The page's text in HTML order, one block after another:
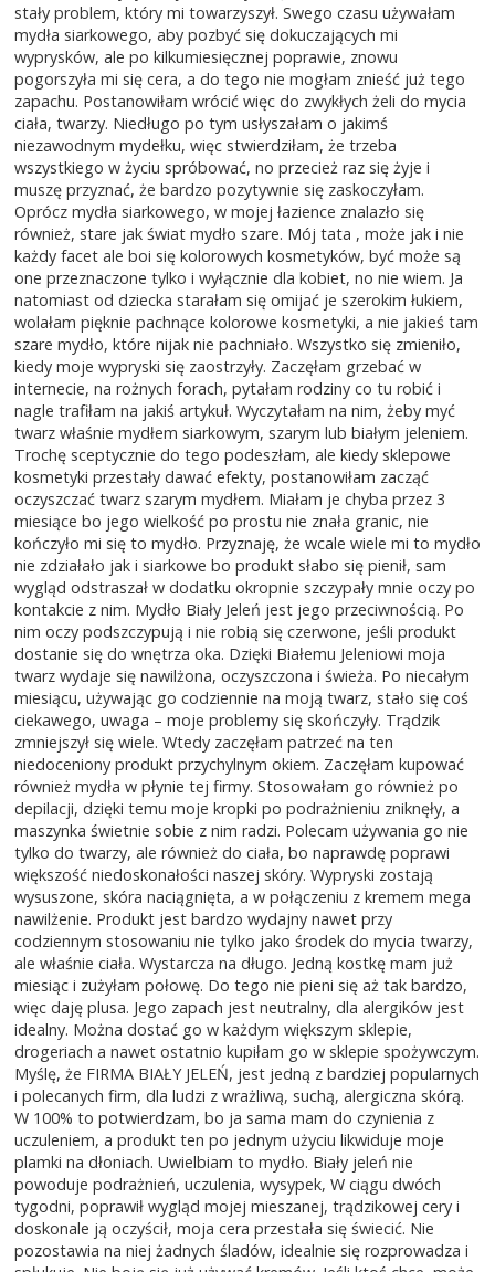
stały problem, który mi towarzyszył. Swego czasu używałam
mydła siarkowego, aby pozbyć się dokuczających mi
wyprysków, ale po kilkumiesięcznej poprawie, znowu
pogorszyła mi się cera, a do tego nie mogłam znieść już tego
zapachu. Postanowiłam wrócić więc do zwykłych żeli do mycia
ciała, twarzy. Niedługo po tym usłyszałam o jakimś
niezawodnym mydełku, więc stwierdziłam, że trzeba
wszystkiego w życiu spróbować, no przecież raz się żyje i
muszę przyznać, że bardzo pozytywnie się zaskoczyłam.
Oprócz mydła siarkowego, w mojej łazience znalazło się
również, stare jak świat mydło szare. Mój tata , może jak i nie
każdy facet ale boi się kolorowych kosmetyków, być może są
one przeznaczone tylko i wyłącznie dla kobiet, no nie wiem. Ja
natomiast od dziecka starałam się omijać je szerokim łukiem,
wolałam pięknie pachnące kolorowe kosmetyki, a nie jakieś tam
szare mydło, które nijak nie pachniało. Wszystko się zmieniło,
kiedy moje wypryski się zaostrzyły. Zaczęłam grzebać w
internecie, na rożnych forach, pytałam rodziny co tu robić i
nagle trafiłam na jakiś artykuł. Wyczytałam na nim, żeby myć
twarz właśnie mydłem siarkowym, szarym lub białym jeleniem.
Trochę sceptycznie do tego podeszłam, ale kiedy sklepowe
kosmetyki przestały dawać efekty, postanowiłam zacząć
oczyszczać twarz szarym mydłem. Miałam je chyba przez 3
miesiące bo jego wielkość po prostu nie znała granic, nie
kończyło mi się to mydło. Przyznaję, że wcale wiele mi to mydło
nie zdziałało jak i siarkowe bo produkt słabo się pienił, sam
wygląd odstraszał w dodatku okropnie szczypały mnie oczy po
kontakcie z nim. Mydło Biały Jeleń jest jego przeciwnością. Po
nim oczy podszczypują i nie robią się czerwone, jeśli produkt
dostanie się do wnętrza oka. Dzięki Białemu Jeleniowi moja
twarz wydaje się nawilżona, oczyszczona i świeża. Po niecałym
miesiącu, używając go codziennie na moją twarz, stało się coś
ciekawego, uwaga – moje problemy się skończyły. Trądzik
zmniejszył się wiele. Wtedy zaczęłam patrzeć na ten
niedoceniony produkt przychylnym okiem. Zaczęłam kupować
również mydła w płynie tej firmy. Stosowałam go również po
depilacji, dzięki temu moje kropki po podrażnieniu zniknęły, a
maszynka świetnie sobie z nim radzi. Polecam używania go nie
tylko do twarzy, ale również do ciała, bo naprawdę poprawi
większość niedoskonałości naszej skóry. Wypryski zostają
wysuszone, skóra naciągnięta, a w połączeniu z kremem mega
nawilżenie. Produkt jest bardzo wydajny nawet przy
codziennym stosowaniu nie tylko jako środek do mycia twarzy,
ale właśnie ciała. Wystarcza na długo. Jedną kostkę mam już
miesiąc i zużyłam połowę. Do tego nie pieni się aż tak bardzo,
więc daję plusa. Jego zapach jest neutralny, dla alergików jest
idealny. Można dostać go w każdym większym sklepie,
drogeriach a nawet ostatnio kupiłam go w sklepie spożywczym.
Myślę, że FIRMA BIAŁY JELEŃ, jest jedną z bardziej popularnych
i polecanych firm, dla ludzi z wrażliwą, suchą, alergiczna skórą.
W 100% to potwierdzam, bo ja sama mam do czynienia z
uczuleniem, a produkt ten po jednym użyciu likwiduje moje
plamki na dłoniach. Uwielbiam to mydło. Biały jeleń nie
powoduje podrażnień, uczulenia, wysypek, W ciągu dwóch
tygodni, poprawił wygląd mojej mieszanej, trądzikowej cery i
doskonale ją oczyścił, moja cera przestała się świecić. Nie
pozostawia na niej żadnych śladów, idealnie się rozprowadza i